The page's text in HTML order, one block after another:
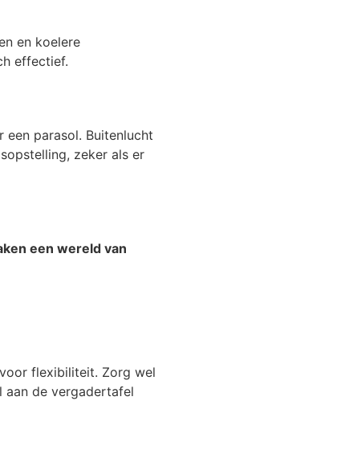
en koelere
effectief.
een parasol. Buitenlucht
zeker als er
een wereld van
flexibiliteit. Zorg wel
aan de vergadertafel